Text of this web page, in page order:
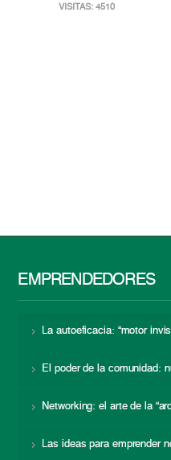
VISITAS: 4510
EMPRENDEDORES
La autoeficacia: “motor
El poder de la comunidad:
Networking: el arte de la
Las ideas para emprender